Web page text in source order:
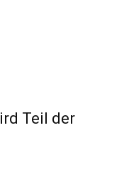
Teil der